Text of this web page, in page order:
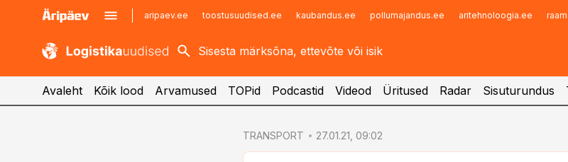
aripaev.ee toostusuudised.ee kaubandus.ee pollumajandus.ee aritehnoloogia.ee
kaubandus.ee
kinnisvarauudised.ee
imelineajalugu.ee
Infopank
Avaleht Kõik lood Arvamused TOPid Podcastid Videod Üritused Radar Sisuturundus
TRANSPORT 27.01.21, 09:02